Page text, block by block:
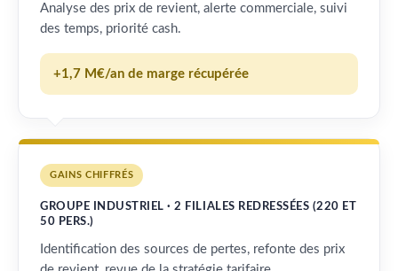
Analyse des prix de revient, alerte commerciale, suivi
des temps, priorité cash.
+1,7 M€/an de marge récupérée
GAINS CHIFFRÉS
GROUPE INDUSTRIEL · 2 FILIALES REDRESSÉES (220 ET
50 PERS.)
Identification des sources de pertes, refonte des prix